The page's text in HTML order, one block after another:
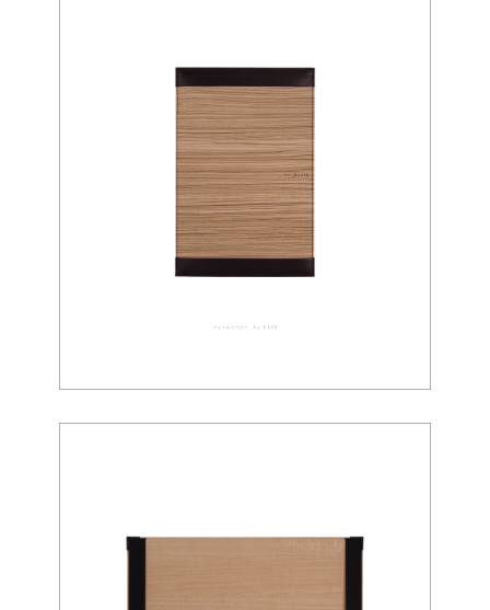
ウォールペーパー 03-0028